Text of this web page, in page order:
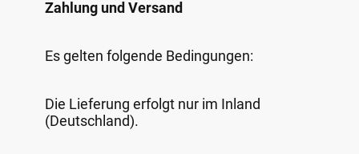
Zahlung und Versand
Es gelten folgende Bedingungen:
Die Lieferung erfolgt nur im Inland
(Deutschland).